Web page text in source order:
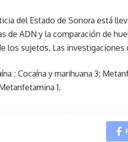
del Estado de Sonora está
de ADN y la comparación de
los sujetos. Las investigaciones
; Cocaína y marihuana 3;
1.